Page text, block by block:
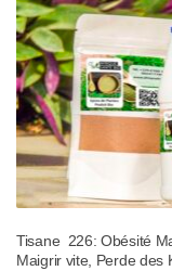
Tisane 226: Obésité
Maigrir vite, Perde des